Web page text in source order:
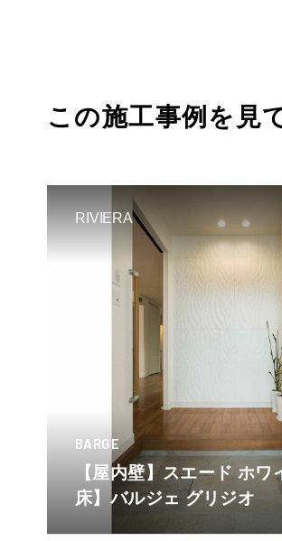
この施工事例を見
RIVIERA
BARGE
【屋内壁】スエード ホワ
床】バルジェ グリジオ